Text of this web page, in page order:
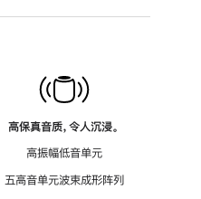
高保真音质，令人沉浸。
高振幅低音单元
五高音单元波束成形阵列